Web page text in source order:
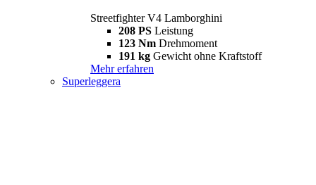
Streetfighter V4 Lamborghini
208 PS Leistung
123 Nm Drehmoment
191 kg Gewicht ohne Kraftstoff
Mehr erfahren
Superleggera